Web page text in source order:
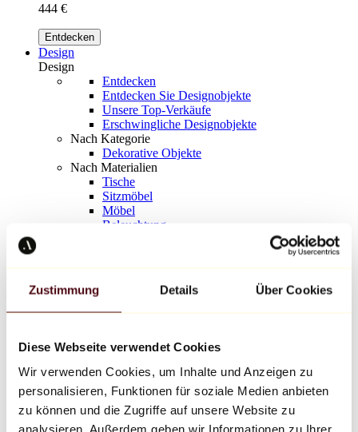
Zustimmung Details Über Cookies
Diese Webseite verwendet Cookies
Wir verwenden Cookies, um Inhalte und Anzeigen zu
personalisieren, Funktionen für soziale Medien anbieten
zu können und die Zugriffe auf unsere Website zu
analysieren. Außerdem geben wir Informationen zu Ihrer
444 €
Entdecken
Design
Design
Entdecken
Entdecken Sie Designobjekte
Unsere Top-Verkäufe
Erschwingliche Designobjekte
Nach Kategorie
Dekorative Objekte
Nach Materialien
Tische
Sitzmöbel
Möbel
Beleuchtung
Richard Orlinski
Keith Haring
Jeff Koons
Jean-Michel Basquiat
Alle Designer
Werk der Woche